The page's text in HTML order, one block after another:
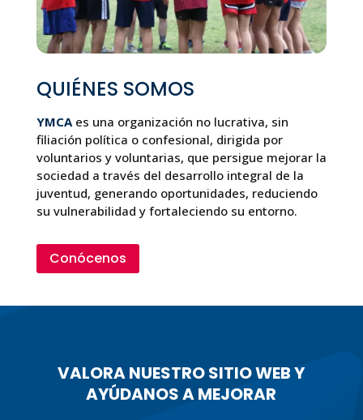
QUIÉNES SOMOS
YMCAes una organización no lucrativa, sin
filiación política o confesional, dirigida por
voluntarios y voluntarias, que persigue mejorar la
sociedad a través del desarrollo integral de la
juventud, generando oportunidades, reduciendo
su vulnerabilidad y fortaleciendo su entorno.
Conócenos
VALORA NUESTRO SITIO WEB Y
AYÚDANOS A MEJORAR